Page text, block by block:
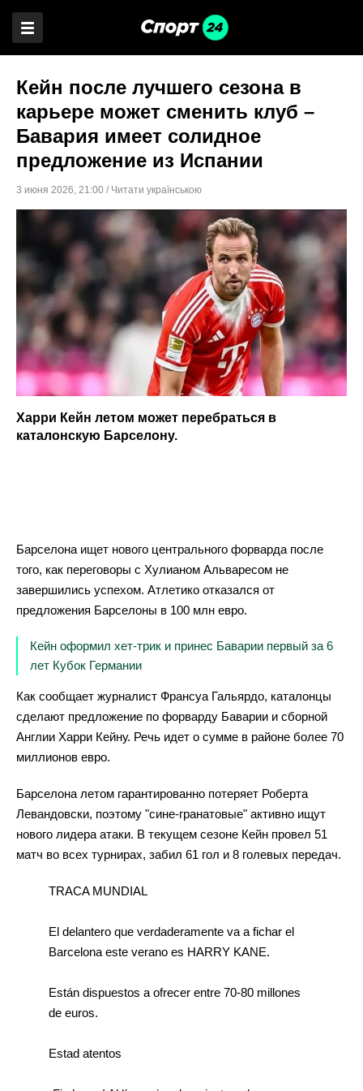
Кейн после лучшего сезона в
карьере может сменить клуб –
Бавария имеет солидное
предложение из Испании
3 июня 2026, 21:00 / Читати українською
Харри Кейн летом может перебраться в
каталонскую Барселону.
Барселона ищет нового центрального форварда после
того, как переговоры с Хулианом Альваресом не
завершились успехом. Атлетико отказался от
предложения Барселоны в 100 млн евро.
Кейн оформил хет-трик и принес Баварии первый за 6
лет Кубок Германии
Как сообщает журналист Франсуа Гальярдо, каталонцы
сделают предложение по форварду Баварии и сборной
Англии Харри Кейну. Речь идет о сумме в районе более 70
миллионов евро.
Барселона летом гарантированно потеряет Роберта
Левандовски, поэтому "сине-гранатовые" активно ищут
нового лидера атаки. В текущем сезоне Кейн провел 51
матч во всех турнирах, забил 61 гол и 8 голевых передач.
TRACA MUNDIAL
El delantero que verdaderamente va a fichar el
Barcelona este verano es HARRY KANE.
Están dispuestos a ofrecer entre 70-80 millones
de euros.
Estad atentos